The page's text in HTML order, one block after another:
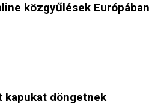
közgyűlések Európában
kapukat döngetnek